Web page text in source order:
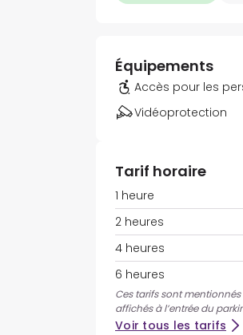
Équipements
Accès pour les
Vidéoprotection
Tarif horaire
1 heure
2 heures
4 heures
6 heures
Ces tarifs sont
affichés à l’entrée du
Voir tous les tarifs